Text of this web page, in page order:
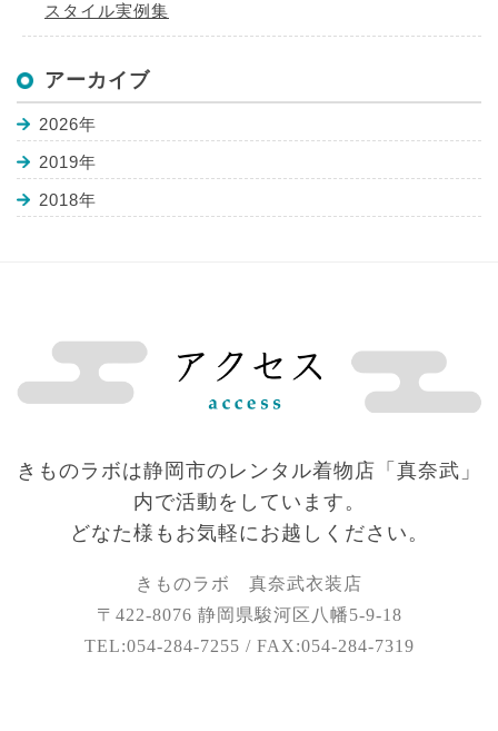
スタイル実例集
アーカイブ
2026年
2019年
2018年
きものラボは静岡市のレンタル着物店「真奈武」
内で活動をしています。
どなた様もお気軽にお越しください。
きものラボ 真奈武衣装店
〒422-8076 静岡県駿河区八幡5-9-18
TEL:054-284-7255 / FAX:054-284-7319